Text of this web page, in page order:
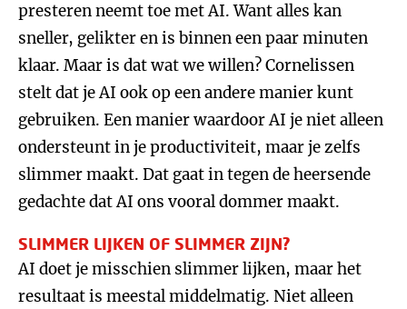
presteren neemt toe met AI. Want alles kan
sneller, gelikter en is binnen een paar minuten
klaar. Maar is dat wat we willen? Cornelissen
stelt dat je AI ook op een andere manier kunt
gebruiken. Een manier waardoor AI je niet alleen
ondersteunt in je productiviteit, maar je zelfs
slimmer maakt. Dat gaat in tegen de heersende
gedachte dat AI ons vooral dommer maakt.
SLIMMER LIJKEN OF SLIMMER ZIJN?
AI doet je misschien slimmer lijken, maar het
resultaat is meestal middelmatig. Niet alleen